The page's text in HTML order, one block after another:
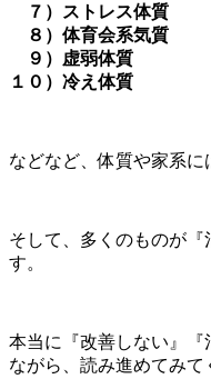
７）ストレス体質
８）体育会系気質
９）虚弱体質
１０）冷え体質
などなど、体質や家系に
そして、多くのものが
す。
本当に『改善しない』『
ながら、読み進めてみて